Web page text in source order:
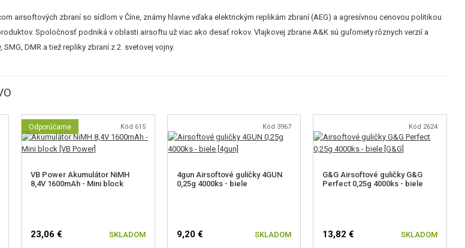
airsoftových zbraní so sídlom v Číne, známy hlavne vďaka elektrickým replikám zbraní (AEG) a agresívnou cenovou politikou
Spoločnosť podniká v oblasti airsoftu už viac ako desať rokov. Vlajkovej zbrane A&K sú guľomety rôznych verzií a
SMG, DMR a tiež repliky zbraní z 2. svetovej vojny.
Odporúčame Kód 615
VB Power Akumulátor NiMH
8,4V 1600mAh - Mini block
23,06 € SKLADOM
Kód 3967
4gun Airsoftové guličky 4GUN
0,25g 4000ks - biele
9,20 € SKLADOM
Kód 2624
G&G Airsoftové guličky G&G
Perfect 0,25g 4000ks - biele
13,82 € SKLADOM